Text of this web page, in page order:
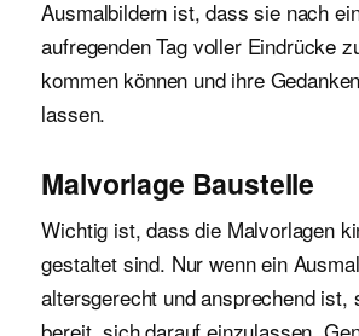
Ausmalbildern ist, dass sie nach
aufregenden Tag voller Eindrücke
kommen können und ihre
lassen.
Malvorlage Baustelle
Wichtig ist, dass die Malvorlagen
gestaltet sind. Nur wenn ein
altersgerecht und ansprechend ist,